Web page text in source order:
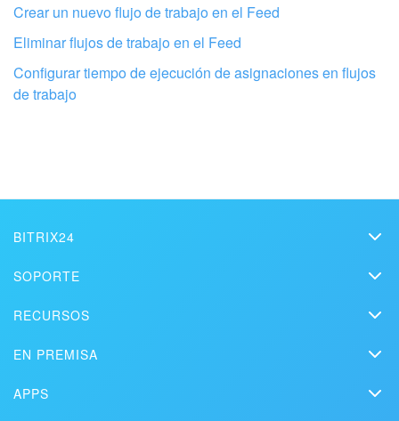
No me gusta cómo funciona esta herramienta
Configura tu Bitrix24 con profesionales
Crear un nuevo flujo de trabajo en el Feed
Eliminar flujos de trabajo en el Feed
Configurar tiempo de ejecución de asignaciones en flujos
de trabajo
BITRIX24
Kit de medios
Contacto
SOPORTE
Videos instructivos
Contacte al soporte
RECURSOS
Soluciones
EN PREMISA
APPS